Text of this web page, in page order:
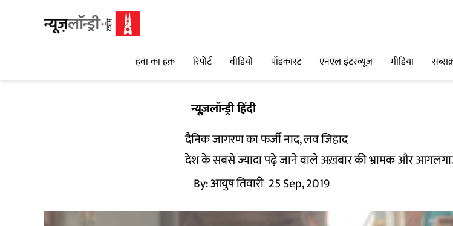
हवा का हक़ रिपोर्ट वीडियो पॉडकास्ट एनएल इंटरव्यूज मीडिया
न्यूज़लॉन्ड्री हिंदी
दैनिक जागरण का फर्जी नाद, लव जिहाद
देश के सबसे ज्यादा पढ़े जाने वाले अख़बार की भ्रामक और
By:आयुष तिवारी 25 Sep, 2019